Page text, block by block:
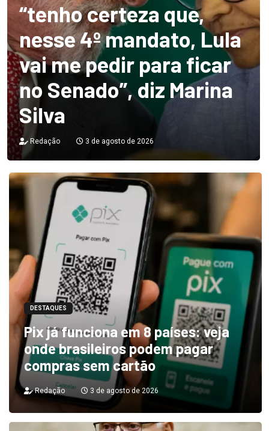
“tenho certeza que,
nesse 4º mandato, Lula
vai me pedir para ficar
no Senado”, diz Marina
Silva
Redação 3 de agosto de 2026
DESTAQUES
Pix já funciona em 8 países: veja
onde brasileiros podem pagar
compras sem cartão
Redação 3 de agosto de 2026